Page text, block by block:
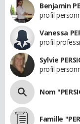
Benjamin
profil
Vanessa
profil
Sylvie
profil
Nom
Famille